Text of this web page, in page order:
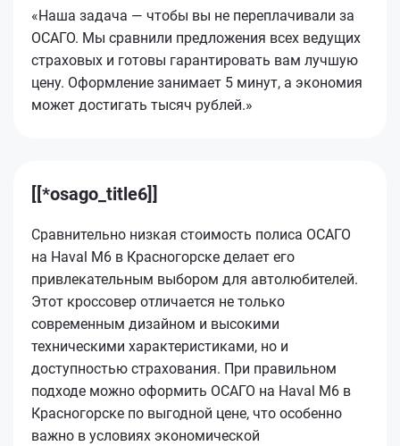
«Наша задача — чтобы вы не переплачивали за
ОСАГО. Мы сравнили предложения всех ведущих
страховых и готовы гарантировать вам лучшую
цену. Оформление занимает 5 минут, а экономия
может достигать тысяч рублей.»
[[*osago_title6]]
Сравнительно низкая стоимость полиса ОСАГО
на Haval M6 в Красногорске делает его
привлекательным выбором для автолюбителей.
Этот кроссовер отличается не только
современным дизайном и высокими
техническими характеристиками, но и
доступностью страхования. При правильном
подходе можно оформить ОСАГО на Haval M6 в
Красногорске по выгодной цене, что особенно
важно в условиях экономической